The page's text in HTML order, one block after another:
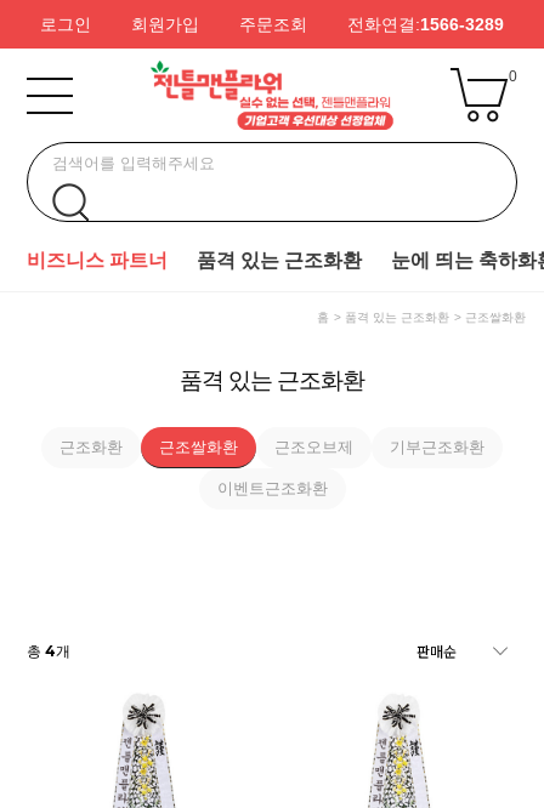
로그인 회원가입 주문조회 전화연결:1566-3289
0
비즈니스 파트너 품격 있는 근조화환 눈에 띄는 축하화
홈 품격 있는 근조화환 근조쌀화환
품격 있는 근조화환
근조화환 근조쌀화환 근조오브제 기부근조화환
이벤트근조화환
총4개